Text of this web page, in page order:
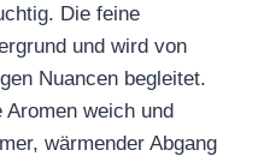
Die feine
und wird von
Nuancen begleitet.
weich und
wärmender Abgang